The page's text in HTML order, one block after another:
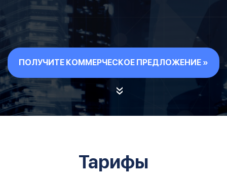
ПОЛУЧИТЕ КОММЕРЧЕСКОЕ ПРЕДЛОЖЕНИЕ »
»
Тарифы